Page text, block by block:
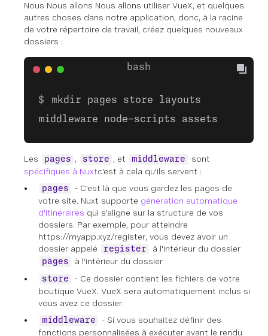
Nous Nous allons Nous allons utiliser VueX, et quelques
autres choses dans notre application, donc, à la racine
de votre répertoire de travail, créez quelques nouveaux
dossiers :
mkdir pages store layouts
middleware node-scripts assets
Les pages , store , et middleware
sont
spécifiques à Nuxtc'est à cela qu'ils servent :
pages
- C'est là que vous gardez les pages de
votre site. Nuxt supporte génération automatique
d'itinéraires qui s'aligne sur la structure de vos
dossiers. Par exemple, pour atteindre
https://myapp.xyz/register, vous devez avoir un
dossier appelé
register à l'intérieur du dossier
pages à l'intérieur du dossier
store
- Ce dossier contient les fichiers de votre
boutique VueX. VueX sera automatiquement inclus si
vous avez ce dossier.
middleware
- Si vous souhaitez définir des
fonctions personnalisées à exécuter avant le rendu